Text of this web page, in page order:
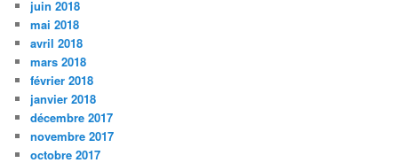
juin 2018
mai 2018
avril 2018
mars 2018
février 2018
janvier 2018
décembre 2017
novembre 2017
octobre 2017